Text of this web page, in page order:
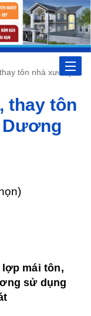
Toggle
tôn nhà xưởng
thay tôn
lợp mái tôn,
sử dụng